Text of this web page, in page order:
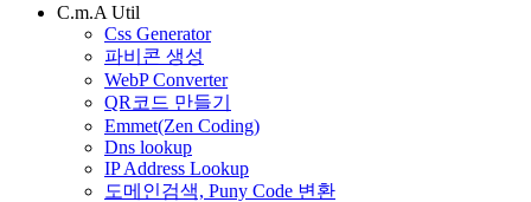
C.m.A Util
Css Generator
파비콘 생성
WebP Converter
QR코드 만들기
Emmet(Zen Coding)
Dns lookup
IP Address Lookup
도메인검색, Puny Code 변환